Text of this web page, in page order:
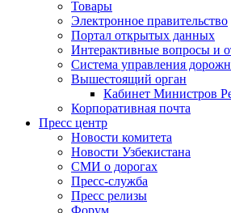
Товары
Электронное правительство
Портал открытых данных
Интерактивные вопросы и
Система управления
Вышестоящий орган
Кабинет Министров
Корпоративная почта
Пресс центр
Новости комитета
Новости Узбекистана
СМИ о дорогах
Пресс-служба
Пресс релизы
Форум